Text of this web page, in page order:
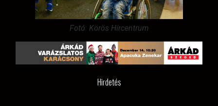
Fotó: Körös Hírcentrum
Hirdetés